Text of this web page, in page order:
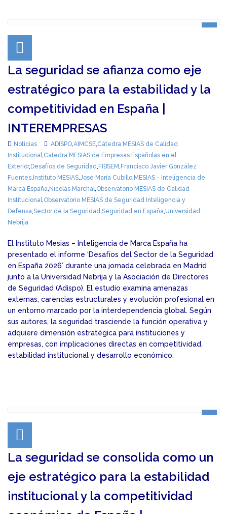
La seguridad se afianza como eje
estratégico para la estabilidad y la
competitividad en España |
INTEREMPRESAS
Noticias ADISPO,AIMCSE,Cátedra MESIAS de Calidad
Institucional,Catedra MESIAS de Empresas Españolas en el
Exterior, Desafíos de Seguridad, FIBSEM, Francisco Javier González
Fuentes, Instituto MESIAS,José María Cubillo, MESIAS - Inteligencia de
Marca España, Nicolás Marchal,Observatorio MESIAS de Calidad
Institucional,Observatorio MESIAS de Seguridad Inteligencia y
Defensa,Sector de la Seguridad,Seguridad en España,Universidad
Nebrija
El Instituto Mesias – Inteligencia de Marca España ha
presentado el informe ‘Desafíos del Sector de la Seguridad
en España 2026’ durante una jornada celebrada en Madrid
junto a la Universidad Nebrija y la Asociación de Directores
de Seguridad (Adispo). El estudio examina amenazas
externas, carencias estructurales y evolución profesional en
un entorno marcado por la interdependencia global. Según
sus autores, la seguridad trasciende la función operativa y
adquiere dimensión estratégica para instituciones y
empresas, con implicaciones directas en competitividad,
estabilidad institucional y desarrollo económico.
La seguridad se consolida como un
eje estratégico para la estabilidad
institucional y la competitividad